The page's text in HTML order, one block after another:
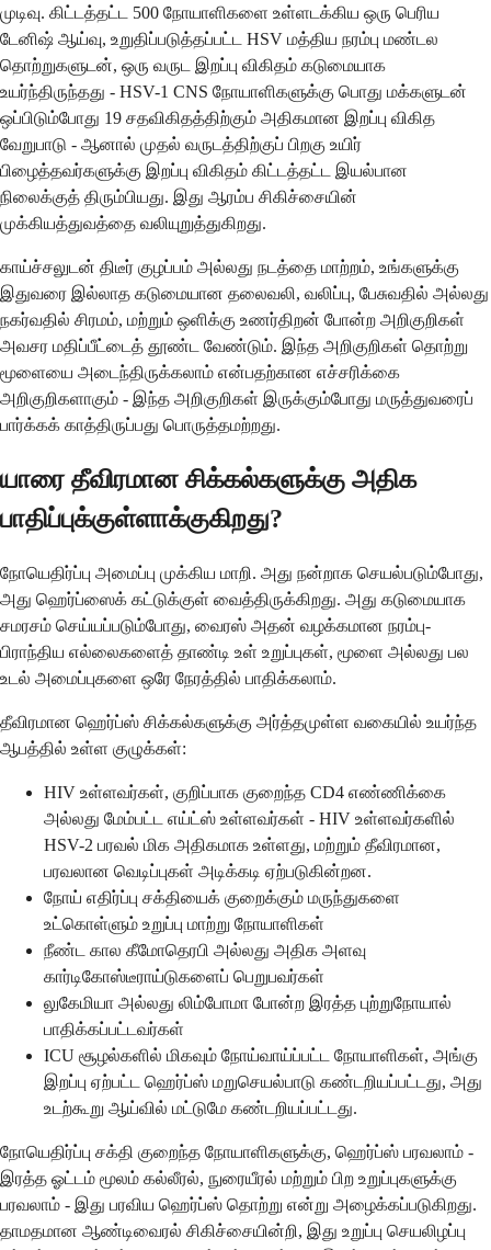
முடிவு. கிட்டத்தட்ட 500 நோயாளிகளை உள்ளடக்கிய ஒரு பெரிய
டேனிஷ் ஆய்வு, உறுதிப்படுத்தப்பட்ட HSV மத்திய நரம்பு மண்டல
தொற்றுகளுடன், ஒரு வருட இறப்பு விகிதம் கடுமையாக
உயர்ந்திருந்தது - HSV-1 CNS நோயாளிகளுக்கு பொது மக்களுடன்
ஒப்பிடும்போது 19 சதவிகிதத்திற்கும் அதிகமான இறப்பு விகித
வேறுபாடு - ஆனால் முதல் வருடத்திற்குப் பிறகு உயிர்
பிழைத்தவர்களுக்கு இறப்பு விகிதம் கிட்டத்தட்ட இயல்பான
நிலைக்குத் திரும்பியது. இது ஆரம்ப சிகிச்சையின்
முக்கியத்துவத்தை வலியுறுத்துகிறது.
காய்ச்சலுடன் திடீர் குழப்பம் அல்லது நடத்தை மாற்றம், உங்களுக்கு
இதுவரை இல்லாத கடுமையான தலைவலி, வலிப்பு, பேசுவதில் அல்லது
நகர்வதில் சிரமம், மற்றும் ஒளிக்கு உணர்திறன் போன்ற அறிகுறிகள்
அவசர மதிப்பீட்டைத் தூண்ட வேண்டும். இந்த அறிகுறிகள் தொற்று
மூளையை அடைந்திருக்கலாம் என்பதற்கான எச்சரிக்கை
அறிகுறிகளாகும் - இந்த அறிகுறிகள் இருக்கும்போது மருத்துவரைப்
பார்க்கக் காத்திருப்பது பொருத்தமற்றது.
யாரை தீவிரமான சிக்கல்களுக்கு அதிக
பாதிப்புக்குள்ளாக்குகிறது?
நோயெதிர்ப்பு அமைப்பு முக்கிய மாறி. அது நன்றாக செயல்படும்போது,
அது ஹெர்ப்ஸைக் கட்டுக்குள் வைத்திருக்கிறது. அது கடுமையாக
சமரசம் செய்யப்படும்போது, வைரஸ் அதன் வழக்கமான நரம்பு-
பிராந்திய எல்லைகளைத் தாண்டி உள் உறுப்புகள், மூளை அல்லது பல
உடல் அமைப்புகளை ஒரே நேரத்தில் பாதிக்கலாம்.
தீவிரமான ஹெர்ப்ஸ் சிக்கல்களுக்கு அர்த்தமுள்ள வகையில் உயர்ந்த
ஆபத்தில் உள்ள குழுக்கள்:
HIV உள்ளவர்கள், குறிப்பாக குறைந்த CD4 எண்ணிக்கை
அல்லது மேம்பட்ட எய்ட்ஸ் உள்ளவர்கள் - HIV உள்ளவர்களில்
HSV-2 பரவல் மிக அதிகமாக உள்ளது, மற்றும் தீவிரமான,
பரவலான வெடிப்புகள் அடிக்கடி ஏற்படுகின்றன.
நோய் எதிர்ப்பு சக்தியைக் குறைக்கும் மருந்துகளை
உட்கொள்ளும் உறுப்பு மாற்று நோயாளிகள்
நீண்ட கால கீமோதெரபி அல்லது அதிக அளவு
கார்டிகோஸ்டீராய்டுகளைப் பெறுபவர்கள்
லுகேமியா அல்லது லிம்போமா போன்ற இரத்த புற்றுநோயால்
பாதிக்கப்பட்டவர்கள்
ICU சூழல்களில் மிகவும் நோய்வாய்ப்பட்ட நோயாளிகள், அங்கு
இறப்பு ஏற்பட்ட ஹெர்ப்ஸ் மறுசெயல்பாடு கண்டறியப்பட்டது, அது
உடற்கூறு ஆய்வில் மட்டுமே கண்டறியப்பட்டது.
நோயெதிர்ப்பு சக்தி குறைந்த நோயாளிகளுக்கு, ஹெர்ப்ஸ் பரவலாம் -
இரத்த ஓட்டம் மூலம் கல்லீரல், நுரையீரல் மற்றும் பிற உறுப்புகளுக்கு
பரவலாம் - இது பரவிய ஹெர்ப்ஸ் தொற்று என்று அழைக்கப்படுகிறது.
தாமதமான ஆண்டிவைரல் சிகிச்சையின்றி, இது உறுப்பு செயலிழப்பு